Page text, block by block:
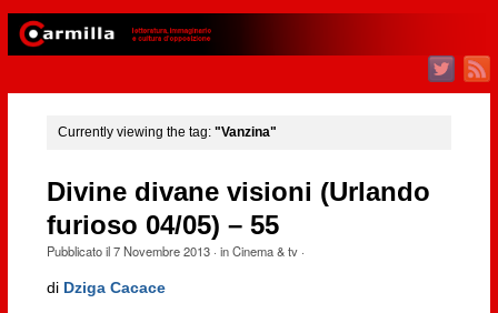
Currently viewing the tag: "Vanzina"
Divine divane visioni (Urlando
furioso 04/05) – 55
Pubblicato il7 Novembre 2013· inCinema & tv·
di Dziga Cacace